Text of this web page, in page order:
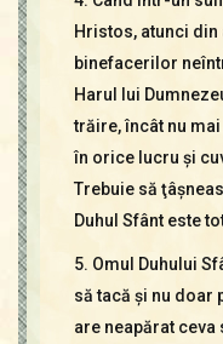
Hristos, atunci din
binefacerilor
Harul lui
trăire, încât nu
în orice lucru şi
Trebuie să
Duhul Sfânt este
5. Omul Duhului
să tacă şi nu doar
are neapărat ceva